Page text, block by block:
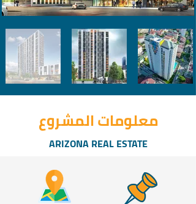
معلومات المشروع
ARIZONA REAL ESTATE